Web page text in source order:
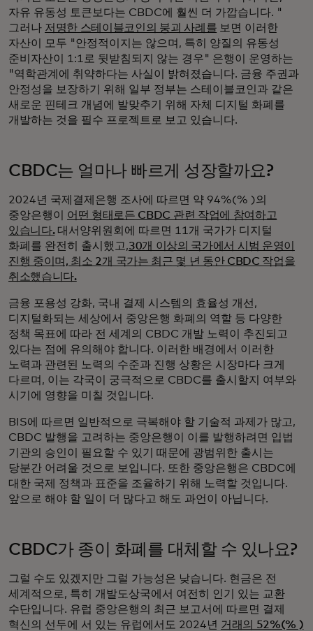
자유 유동성 토큰보다는 CBDC에 훨씬 더 가깝습니다. "
그러나 저명한 스테이블코인의 붕괴 사례를 보면 이러한
자산이 모두 "안정적이지는 않으며, 특히 양질의 유동성
준비자산이 1:1로 뒷받침되지 않는 경우" 은행이 운영하는
"역학관계에 취약하다는 사실이 밝혀졌습니다. 금융 주권과
안정성을 보장하기 위해 일부 정부는 스테이블코인과 같은
새로운 핀테크 개념에 발맞추기 위해 자체 디지털 화폐를
개발하는 것을 필수 프로젝트로 보고 있습니다.
CBDC는 얼마나 빠르게 성장할까요?
2024년 국제결제은행 조사에 따르면 약 94%(% )의
중앙은행이 어떤 형태로든 CBDC 관련 작업에 참여하고
있습니다.대서양위원회에 따르면 11개 국가가 디지털
화폐를 완전히 출시했고,30개 이상의 국가에서 시범 운영이
진행 중이며, 최소 2개 국가는 최근 몇 년 동안 CBDC 작업을
취소했습니다.
금융 포용성 강화, 국내 결제 시스템의 효율성 개선,
디지털화되는 세상에서 중앙은행 화폐의 역할 등 다양한
정책 목표에 따라 전 세계의 CBDC 개발 노력이 추진되고
있다는 점에 유의해야 합니다. 이러한 배경에서 이러한
노력과 관련된 노력의 수준과 진행 상황은 시장마다 크게
다르며, 이는 각국이 궁극적으로 CBDC를 출시할지 여부와
시기에 영향을 미칠 것입니다.
BIS에 따르면 일반적으로 극복해야 할 기술적 과제가 많고,
CBDC 발행을 고려하는 중앙은행이 이를 발행하려면 입법
기관의 승인이 필요할 수 있기 때문에 광범위한 출시는
당분간 어려울 것으로 보입니다. 또한 중앙은행은 CBDC에
대한 국제 정책과 표준을 조율하기 위해 노력할 것입니다.
앞으로 해야 할 일이 더 많다고 해도 과언이 아닙니다.
CBDC가 종이 화폐를 대체할 수 있나요?
그럴 수도 있겠지만 그럴 가능성은 낮습니다. 현금은 전
세계적으로, 특히 개발도상국에서 여전히 인기 있는 교환
수단입니다. 유럽 중앙은행의 최근 보고서에 따르면 결제
혁신의 선두에 서 있는 유럽에서도 2024년 거래의 52%(% )